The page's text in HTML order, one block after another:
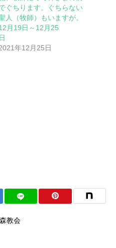
ぐちります。ぐちらない
人（牧師）もいますが。
月19日～12月25
日
年12月25日
教会